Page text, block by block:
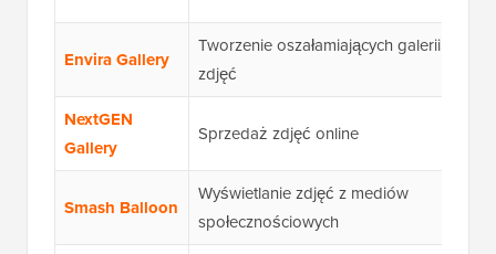
Envira Gallery
Tworzenie oszałamiających galerii
zdjęć
NextGEN
Gallery
Sprzedaż zdjęć online
Smash Balloon
Wyświetlanie zdjęć z mediów
społecznościowych